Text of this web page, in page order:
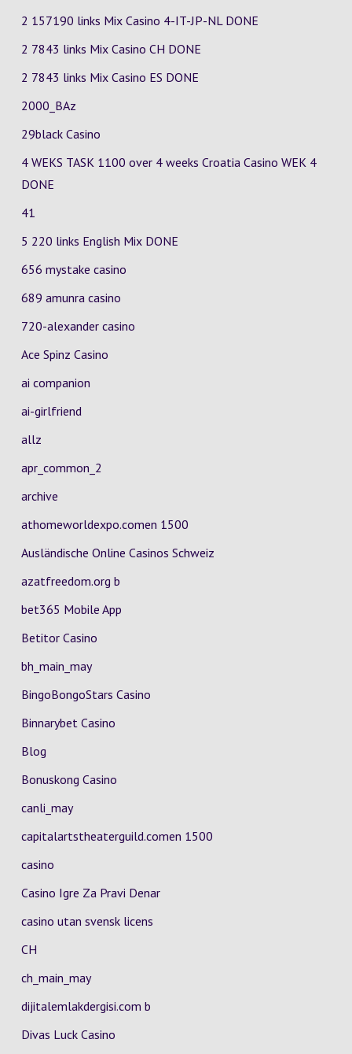
2 157190 links Mix Casino 4-IT-JP-NL DONE
2 7843 links Mix Casino CH DONE
2 7843 links Mix Casino ES DONE
2000_BAz
29black Casino
4 WEKS TASK 1100 over 4 weeks Croatia Casino WEK 4
DONE
41
5 220 links English Mix DONE
656 mystake casino
689 amunra casino
720-alexander casino
Ace Spinz Casino
ai companion
ai-girlfriend
allz
apr_common_2
archive
athomeworldexpo.comen 1500
Ausländische Online Casinos Schweiz
azatfreedom.org b
bet365 Mobile App
Betitor Casino
bh_main_may
BingoBongoStars Casino
Binnarybet Casino
Blog
Bonuskong Casino
canli_may
capitalartstheaterguild.comen 1500
casino
Casino Igre Za Pravi Denar
casino utan svensk licens
CH
ch_main_may
dijitalemlakdergisi.com b
Divas Luck Casino